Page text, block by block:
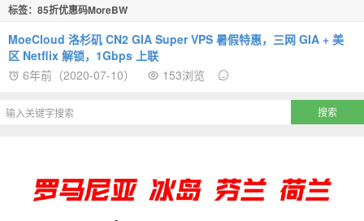
标签：85折优惠码MoreBW
MoeCloud 洛杉矶 CN2 GIA Super VPS 暑假特惠，三网 GIA + 美
区 Netflix 解锁，1Gbps 上联
6年前（2020-07-10）
153浏览